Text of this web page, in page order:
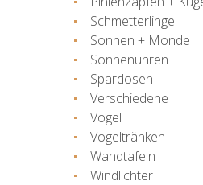
Schmetterlinge
Sonnen + Monde
Sonnenuhren
Spardosen
Verschiedene
Vögel
Vogeltränken
Wandtafeln
Windlichter